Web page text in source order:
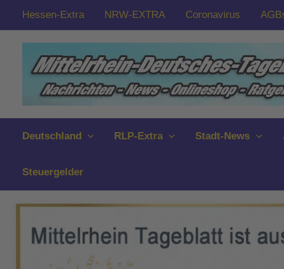
Zum
springen
Hessen-Extra NRW-EXTRA Coronavirus
Deutschland RLP-Extra Stadt-News
Steuergelder